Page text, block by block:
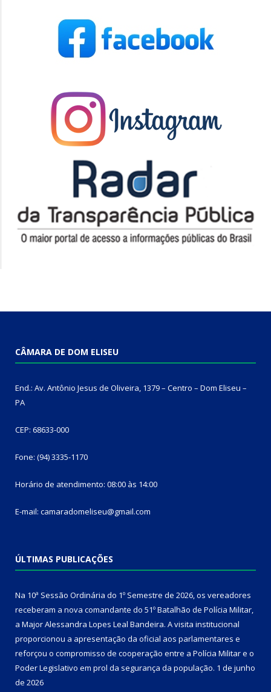
CÂMARA DE DOM ELISEU
End.: Av. Antônio Jesus de Oliveira, 1379 – Centro – Dom Eliseu –
PA
CEP: 68633-000
Fone: (94) 3335-1170
Horário de atendimento: 08:00 às 14:00
E-mail: camaradomeliseu@gmail.com
ÚLTIMAS PUBLICAÇÕES
Na 10ª Sessão Ordinária do 1º Semestre de 2026, os vereadores
receberam a nova comandante do 51º Batalhão de Polícia Militar,
a Major Alessandra Lopes Leal Bandeira. A visita institucional
proporcionou a apresentação da oficial aos parlamentares e
reforçou o compromisso de cooperação entre a Polícia Militar e o
Poder Legislativo em prol da segurança da população. 1 de junho
de 2026